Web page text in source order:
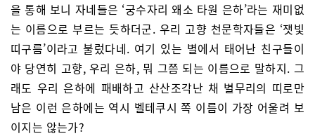
을 통해 보니 자네들은 ‘궁수자리 왜소 타원 은하’라는 재미없
는 이름으로 부르는 듯하더군. 우리 고향 천문학자들은 ‘잿빛
띠구름’이라고 불렀다네. 여기 있는 별에서 태어난 친구들이
야 당연히 고향, 우리 은하, 뭐 그쯤 되는 이름으로 말하지. 그
래도 우리 은하에 패배하고 산산조각난 채 별무리의 띠로만
남은 이런 은하에는 역시 벨테쿠시 쪽 이름이 가장 어울려 보
이지는 않는가?